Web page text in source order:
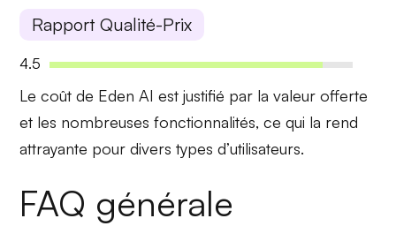
Rapport Qualité-Prix
4.5
Le coût de Eden AI est justifié par lavaleur offerte
et les nombreuses fonctionnalités, ce qui la rend
attrayante pour divers types d’utilisateurs.
FAQ générale